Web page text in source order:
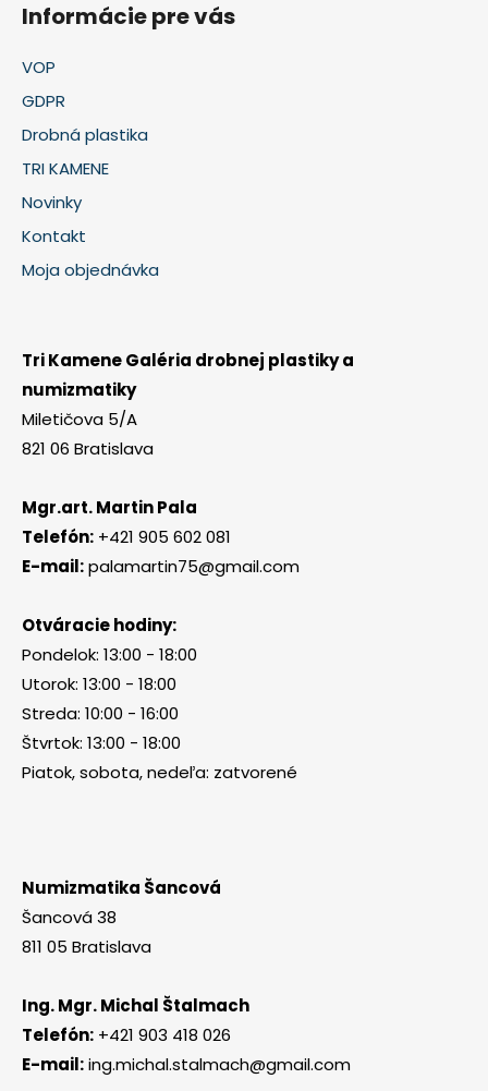
Informácie pre vás
VOP
GDPR
Drobná plastika
TRI KAMENE
Novinky
Kontakt
Moja objednávka
Tri Kamene Galéria drobnej plastiky a
numizmatiky
Miletičova 5/A
821 06 Bratislava
Mgr.art. Martin Pala
Telefón: +421 905 602 081
E-mail:palamartin75@gmail.com
Otváracie hodiny:
Pondelok: 13:00 - 18:00
Utorok: 13:00 - 18:00
Streda: 10:00 - 16:00
Štvrtok: 13:00 - 18:00
Piatok, sobota, nedeľa: zatvorené
Numizmatika Šancová
Šancová 38
811 05 Bratislava
Ing. Mgr. Michal Štalmach
Telefón: +421 903 418 026
E-mail:ing.michal.stalmach@gmail.com